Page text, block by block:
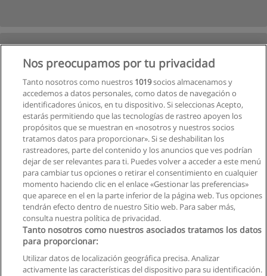
Siguiente
Página1de2
Nos preocupamos por tu privacidad
Tanto nosotros como nuestros 1019socios almacenamos y
accedemos a datos personales, como datos de navegación o
identificadores únicos, en tu dispositivo. Si seleccionas Acepto,
estarás permitiendo que las tecnologías de rastreo apoyen los
propósitos que se muestran en «nosotros y nuestros socios
tratamos datos para proporcionar». Si se deshabilitan los
rastreadores, parte del contenido y los anuncios que ves podrían
dejar de ser relevantes para ti. Puedes volver a acceder a este menú
para cambiar tus opciones o retirar el consentimiento en cualquier
momento haciendo clic en el enlace «Gestionar las preferencias»
que aparece en el en la parte inferior de la página web. Tus opciones
tendrán efecto dentro de nuestro Sitio web. Para saber más,
consulta nuestra política de privacidad.
Tanto nosotros como nuestros asociados tratamos los datos
para proporcionar:
Utilizar datos de localización geográfica precisa. Analizar
activamente las características del dispositivo para su identificación.